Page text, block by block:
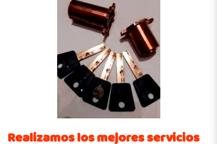
Realizamos los mejores servicios